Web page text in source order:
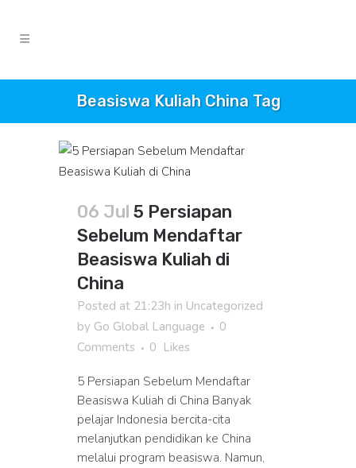
Beasiswa Kuliah China Tag
06 Jul 5 Persiapan
Sebelum Mendaftar
Beasiswa Kuliah di
China
Posted at 21:23h in Uncategorized
by Go Global Language
0
Comments
0 Likes
5 Persiapan Sebelum Mendaftar
Beasiswa Kuliah di China Banyak
pelajar Indonesia bercita-cita
melanjutkan pendidikan ke China
melalui program beasiswa. Namun,